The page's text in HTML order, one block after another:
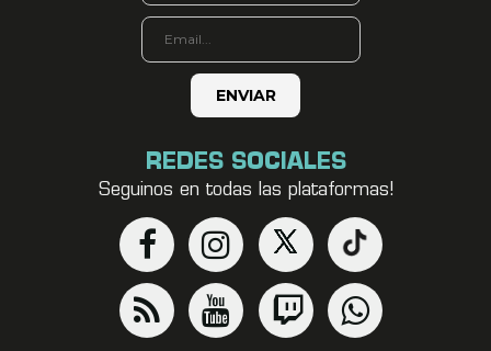
REDES SOCIALES
Seguinos en todas las plataformas!